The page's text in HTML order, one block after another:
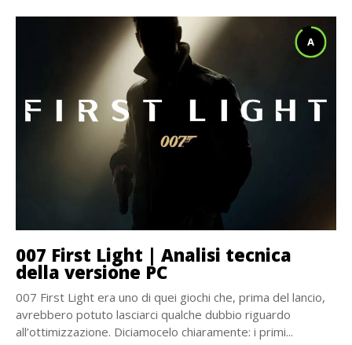
A
007 First Light | Analisi tecnica
della versione PC
007 First Light era uno di quei giochi che, prima del lancio,
avrebbero potuto lasciarci qualche dubbio riguardo
all’ottimizzazione. Diciamocelo chiaramente: i primi...